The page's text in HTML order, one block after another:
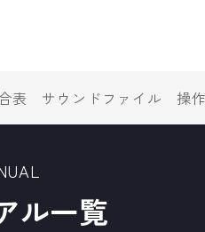
表 サウンドファイル 操
ル一覧